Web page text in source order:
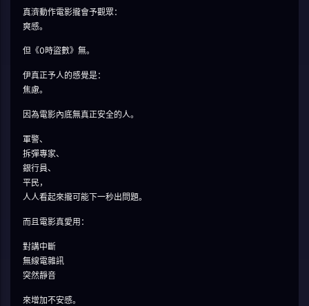
真濟動作電影攏會予觀眾：
爽感。
但《0時盜數》無。
伊真正予人的感覺是：
焦慮。
因為電影內底無真正安全的人。
軍警、
拆彈專家、
銀行員、
平民，
人人看起來攏可能下一秒出問題。
而且電影真愛用：
對講中斷
無線電雜訊
突然靜音
來增加不安感。